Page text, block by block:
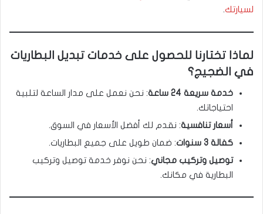
لسيارتك.
لماذا تختارنا للحصول على خدمات تبديل البطاريات
في الضجيج؟
خدمة سريعة 24 ساعة
: نحن نعمل على مدار الساعة لتلبية
احتياجاتك.
أسعار تنافسية: نقدم لك أفضل الأسعار في السوق.
كفالة 3 سنوات
: ضمان طويل على جميع البطاريات.
توصيل وتركيب مجاني: نحن نوفر خدمة توصيل وتركيب
البطارية في مكانك.